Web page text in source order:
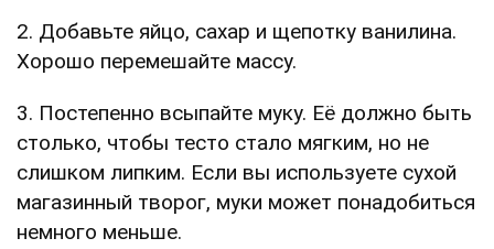
2. Добавьте яйцо, сахар и щепотку ванилина.
Хорошо перемешайте массу.
3. Постепенно всыпайте муку. Её должно быть
столько, чтобы тесто стало мягким, но не
слишком липким. Если вы используете сухой
магазинный творог, муки может понадобиться
немного меньше.